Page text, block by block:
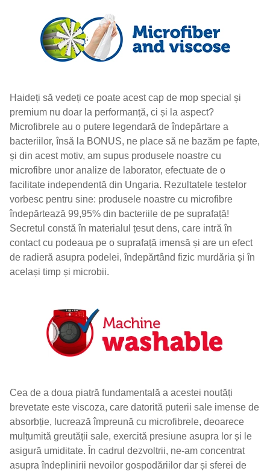
Haideți să vedeți ce poate acest cap de mop special și
premium nu doar la performanță, ci și la aspect?
Microfibrele au o putere legendară de îndepărtare a
bacteriilor, însă la BONUS, ne place să ne bazăm pe fapte,
și din acest motiv, am supus produsele noastre cu
microfibre unor analize de laborator, efectuate de o
facilitate independentă din Ungaria. Rezultatele testelor
vorbesc pentru sine: produsele noastre cu microfibre
îndepărtează 99,95% din bacteriile de pe suprafață!
Secretul constă în materialul țesut dens, care intră în
contact cu podeaua pe o suprafață imensă și are un efect
de radieră asupra podelei, îndepărtând fizic murdăria și în
același timp și microbii.
Cea de a doua piatră fundamentală a acestei noutăți
brevetate este viscoza, care datorită puterii sale imense de
absorbție, lucrează împreună cu microfibrele, deoarece
mulțumită greutății sale, exercită presiune asupra lor și le
asigură umiditate. În cadrul dezvoltrii, ne-am concentrat
asupra îndeplinirii nevoilor gospodăriilor dar și sferei de